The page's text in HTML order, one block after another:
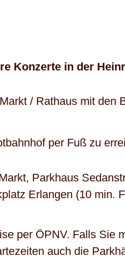
Konzerte in der
/ Rathaus mit den
per Fuß zu
Parkhaus
Erlangen (10 min.
per ÖPNV. Falls Sie
auch die